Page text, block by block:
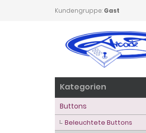
Kundengruppe: Gast
Kategorien
Buttons
Beleuchtete Buttons